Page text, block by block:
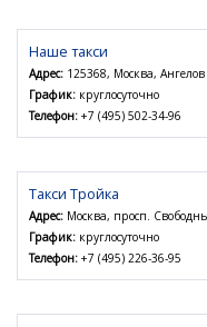
Наше такси
Адрес: 125368, Москва,
График: круглосуточно
Телефон: +7 (495) 502-34-96
Такси Тройка
Адрес: Москва, просп.
График: круглосуточно
Телефон: +7 (495) 226-36-95